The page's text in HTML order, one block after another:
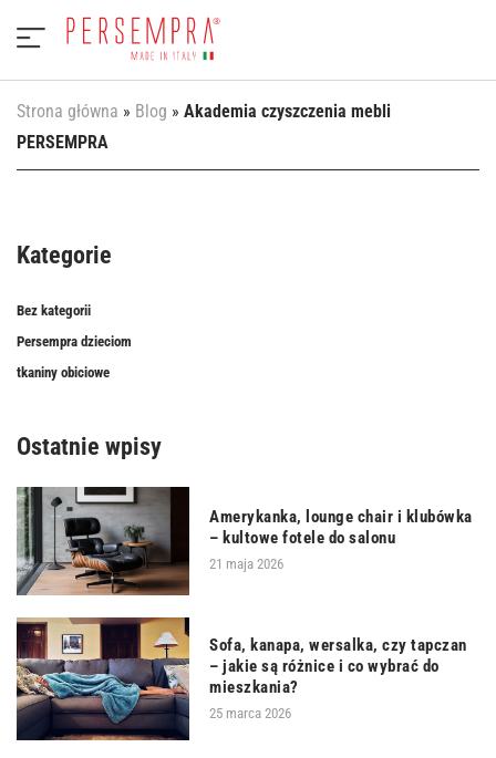
Strona główna » Blog » Akademia czyszczenia mebli
PERSEMPRA
Kategorie
Bez kategorii
Persempra dzieciom
tkaniny obiciowe
Ostatnie wpisy
Amerykanka, lounge chair i klubówka
– kultowe fotele do salonu
21 maja 2026
Sofa, kanapa, wersalka, czy tapczan
– jakie są różnice i co wybrać do
mieszkania?
25 marca 2026